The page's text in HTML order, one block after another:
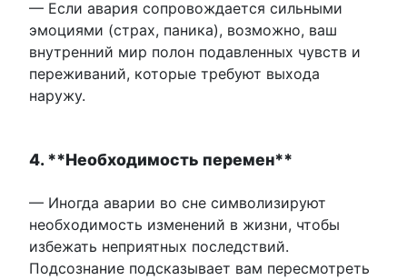
— Если авария сопровождается сильными
эмоциями (страх, паника), возможно, ваш
внутренний мир полон подавленных чувств и
переживаний, которые требуют выхода
наружу.
4. **Необходимость перемен**
— Иногда аварии во сне символизируют
необходимость изменений в жизни, чтобы
избежать неприятных последствий.
Подсознание подсказывает вам пересмотреть